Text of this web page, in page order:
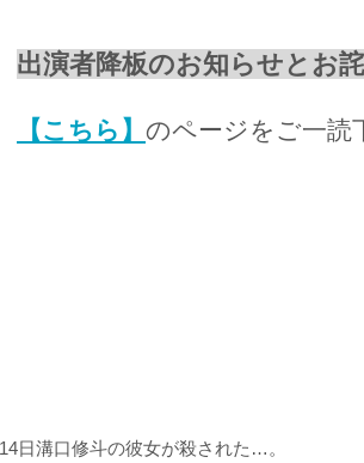
出演者降板のお知らせとお
【こちら】 のページをご一読
日溝口修斗の彼女が殺された…。